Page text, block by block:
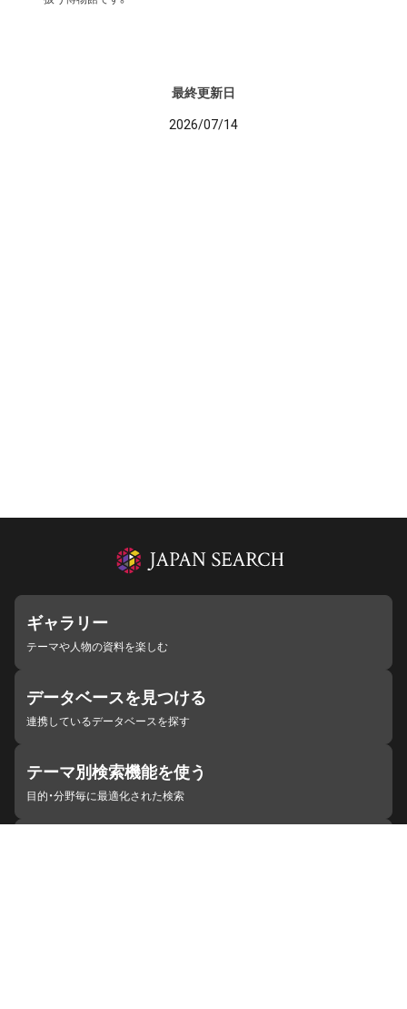
最終更新日
2026/07/14
ギャラリー
テーマや人物の資料を楽しむ
データベースを見つける
連携しているデータベースを探す
テーマ別検索機能を使う
目的・分野毎に最適化された検索